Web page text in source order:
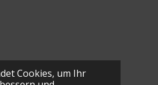
Cookies, um Ihr